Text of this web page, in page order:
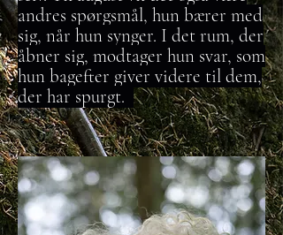
andres spørgsmål, hun bærer med
sig, når hun synger. I det rum, der
åbner sig, modtager hun svar, som
hun bagefter giver videre til dem,
der har spurgt.